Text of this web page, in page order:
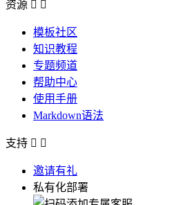
资源  
模板社区
知识教程
专题频道
帮助中心
使用手册
Markdown语法
支持  
邀请有礼
私有化部署